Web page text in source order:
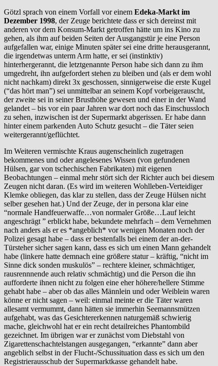
Götzl sprach von einem Vorfall vor einem Edeka-Markt im
Dezember 1998, der Zeuge berichtete dass er sich dereinst mit
anderen vor dem Konsum-Markt getroffen hätte um ins Kino zu
gehen, als ihm auf beiden Seiten der Ausgangstür je eine Person
aufgefallen war, einige Minuten später sei eine dritte herausgerannt,
die irgendetwas unterm Arm hatte, er sei (instinktiv)
hinterhergerannt, die letztgenannte Person habe sich dann zu ihm
umgedreht, ihn aufgefordert stehen zu bleiben und (als er dem wohl
nicht nachkam) direkt 3x geschossen, sinnigerweise die erste Kugel
(“das hört man”) sei unmittelbar an seinem Kopf vorbeigerauscht,
der zweite sei in seiner Brusthöhe gewesen und einer in der Wand
gelandet – bis vor ein paar Jahren war dort noch das Einschussloch
zu sehen, inzwischen ist der Supermarkt abgerissen. Er habe dann
hinter einem parkenden Auto Schutz gesucht – die Täter seien
weitergerannt/geflüchtet.
Im Weiteren vermischte Kraus augenscheinlich zugetragen
bekommenes und oder angelesenes Wissen (von gefundenen
Hülsen, gar von tschechischen Fabrikaten) mit eigenen
Beobachtungen – einmal mehr stört sich der Richter auch bei diesem
Zeugen nicht daran. (Es wird im weiteren Wohlleben-Verteidiger
Klemke obliegen, das klar zu stellen, dass der Zeuge Hülsen nicht
selber gesehen hat.) Und der Zeuge, der in persona klar eine
“normale Handfeuerwaffe…von normaler Größe…Lauf leicht
angeschrägt ” erblickt habe, bekundete mehrfach – dem Vernehmen
nach anders als er es *angeblich* vor wenigen Monaten noch der
Polizei gesagt habe – dass er bestenfalls bei einem der an-der-
Türsteher sicher sagen kann, dass es sich um einen Mann gehandelt
habe (linkere hatte demnach eine größere statur – kräftig, “nicht im
Sinne dick sonden muskulös” – rechtere kleiner, schmächtiger,
rausrennnende auch relativ schmächtig) und die Person die ihn
aufforderte ihnen nicht zu folgen eine eher höhere/hellere Stimme
gehabt habe – aber ob das alles Männlein und oder Weiblein waren
könne er nicht sagen – weil: einmal meinte er die Täter waren
allesamt vermummt, dann hätten sie immerhin Seemannsmützen
aufgehabt, was das Gesichtererkennen naturgemäß schwierig
mache, gleichwohl hat er ein recht detailreiches Phantombild
gezeichnet. Im übrigen war er zunächst vom Diebstahl von
Zigarettenschachtelstangen ausgegangen, “erkannte” dann aber
angeblich selbst in der Flucht-/Schussituation dass es sich um den
Registrierausschub der Supermarktkasse gehandelt habe.